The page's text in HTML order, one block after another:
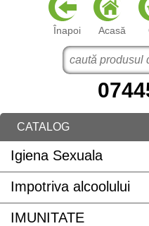
Înapoi Acasă
CATALOG
Igiena Sexuala
Impotriva alcoolului
IMUNITATE